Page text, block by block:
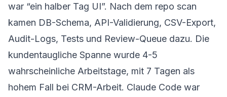
war “ein halber Tag UI”. Nach dem repo scan
kamen DB-Schema, API-Validierung, CSV-Export,
Audit-Logs, Tests und Review-Queue dazu. Die
kundentaugliche Spanne wurde 4-5
wahrscheinliche Arbeitstage, mit 7 Tagen als
hohem Fall bei CRM-Arbeit. Claude Code war